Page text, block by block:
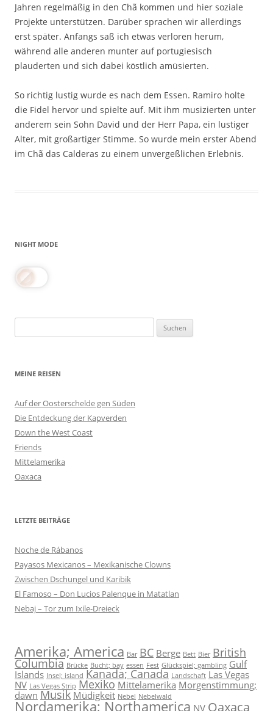
Jahren regelmäßig in den Chã kommen und hier soziale
Projekte unterstützen. Darüber sprachen wir allerdings
erst später. Anfangs saß ich etwas verloren herum,
während alle anderen munter auf portugiesisch
plauderten und sich dabei köstlich amüsierten.
So richtig lustig wurde es nach dem Essen. Ramiro holte
die Fidel hervor und spielte auf. Mit ihm musizierten unter
anderem sein Sohn David und der Herr Papa, ein lustiger
Alter, mit großartiger Stimme. So wurde mein erster Abend
im Chã das Calderas zu einem unvergeßlichen Erlebnis.
NIGHT MODE
nach:
MEINE REISEN
Auf der Oosterschelde gen Süden
Die Entdeckung der Kapverden
Down the West Coast
Friends
Mittelamerika
Oaxaca
LETZTE BEITRÄGE
Noche de Rábanos
Payasos Mexicanos – Mexikanische Clowns
Zwischen Dschungel und Karibik
El Famoso – Don Lucios Palenque in Matatlan
Nebaj – Tor zum Ixile-Dreieck
Amerika; America Bar BC Berge Bett Bier British
Columbia Brücke Bucht; bay essen Fest Glückspiel; gambling Gulf
Islands Insel; island Kanada; Canada Landschaft Las Vegas
NV Las Vegas Strip Mexiko Mittelamerika Morgenstimmung;
dawn Musik Müdigkeit Nebel Nebelwald
Nordamerika; Northamerica NV Oaxaca